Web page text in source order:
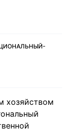
хозяйством